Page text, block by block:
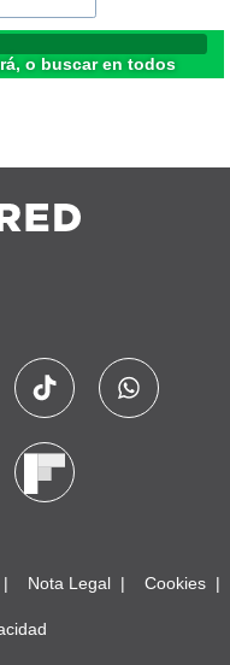
o buscar en todos
Nota Legal Cookies